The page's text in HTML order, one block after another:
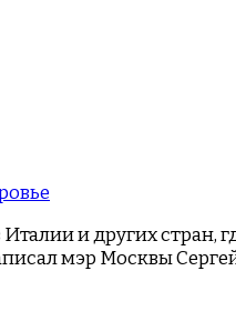
и других стран,
мэр Москвы